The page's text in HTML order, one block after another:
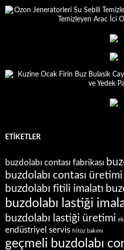
ETIKETLER
buzdolabı contası fabrikası
buzdolabı contası üretimi
buzdolabı fitili imalatı
buzdolabı lastiği
buzdolabı lastiği üretimi
endüstriyel servis fritöz bakımı
geçmeli buzdolabı